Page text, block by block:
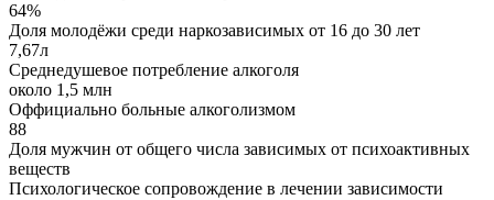
64%
Доля молодёжи среди наркозависимых от 16 до 30 лет
7,67л
Среднедушевое потребление алкоголя
около 1,5 млн
Оффициально больные алкоголизмом
88
Доля мужчин от общего числа зависимых от психоактивных
веществ
Психологическое сопровождение в лечении зависимости